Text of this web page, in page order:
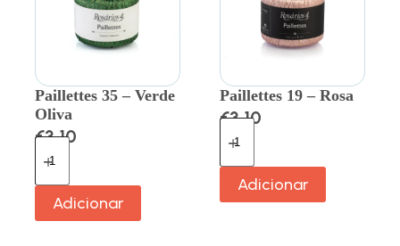
Paillettes 35 – Verde
Oliva
€3.10
Adicionar
Paillettes 19 – Rosa
€3.10
Adicionar